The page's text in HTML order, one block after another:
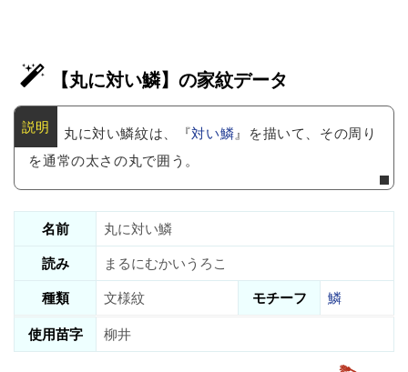
【丸に対い鱗】の家紋データ
丸に対い鱗紋は、『対い鱗』を描いて、その周り
を通常の太さの丸で囲う。
名前
丸に対い鱗
読み
まるにむかいうろこ
種類
文様紋 モチーフ
鱗
使用苗字
柳井